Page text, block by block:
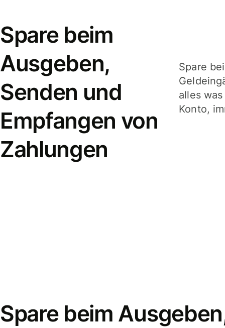
Spare beim
Ausgeben,
Senden und
Empfangen von
Zahlungen
Spare
alles
Konto,
Spare beim